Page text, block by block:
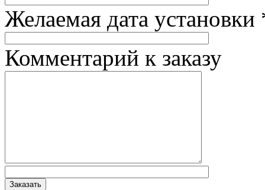
Желаемая дата установки
Комментарий к заказу